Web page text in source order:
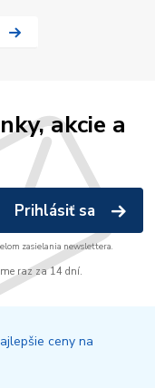
akcie a
Prihlásiť sa
zasielania newslettera.
raz za 14 dní.